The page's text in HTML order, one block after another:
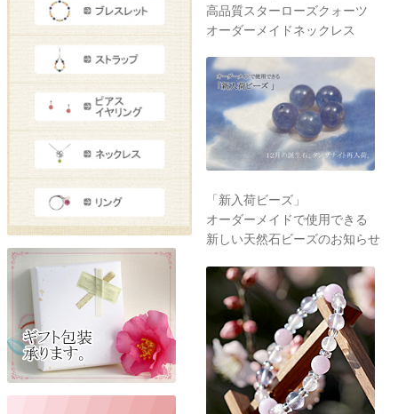
高品質スターローズクォーツ
オーダーメイドネックレス
「新入荷ビーズ」
オーダーメイドで使用できる
新しい天然石ビーズのお知らせ